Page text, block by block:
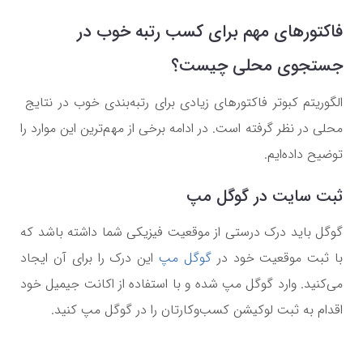
فاکتورهای مهم برای کسب رتبه خوب در
جستجوی محلی چیست؟
الگوریتم کبوتر فاکتورهای زیادی برای رتبه‌بندی خوب در نتایج
محلی در نظر گرفته است. در ادامه برخی از مهم‌ترین این موارد را
توضیح داده‌ایم.
ثبت سایت در گوگل مپ
گوگل باید درک درستی از موقعیت فیزیکی شما داشته باشد که
با ثبت موقعیت خود درگوگل مپ این درک را برای آن ایجاد
می‌کنید. وارد گوگل مپ شده و با استفاده از اکانت جیمیل خود
اقدام به ثبت لوکیشن کسب‌وکارتان را در گوگل مپ کنید.